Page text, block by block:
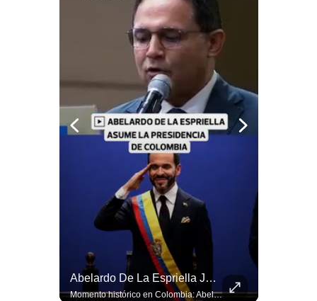
Abelardo De La Espriella Juramenta Como Nuevo Presidente | Gestión Mundo
Momento histórico en Colombia: Abelardo de la Espriella prestó juramento y recibió la banda presidencial en la Arena USC de Cali, convirtiéndose oficialmente en el nuevo Presidente de la República para el periodo 2026-2030. Por primera vez en la historia reciente del país, la investidura presidencial se celebró fuera de Bogotá. ¿Qué opinas del inicio de este nuevo mandato constitucional? #DeLaEspriella #Colombia #PosesionPresidencial #Cali #Shorts 👉 Suscríbete y activa la campana para no perderte nuestro análisis diario. 🌎 Síguenos en nuestras redes sociales: 📌 Web oficial: https://gestion.pe/mundo/ 📌 LinkedIn: http://bit.ly/3HYIET0 📌 X (Twitter): http://bit.ly/4noZtX9 📌 TikTok: http://bit.ly/4evB6TO